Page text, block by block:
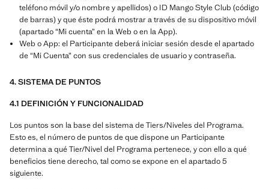
teléfono móvil y/o nombre y apellidos) o ID Mango Style Club (código
de barras) y que éste podrá mostrar a través de su dispositivo móvil
(apartado “Mi cuenta” en la Web o en la App).
Web o App: el Participante deberá iniciar sesión desde el apartado
de “Mi Cuenta” con sus credenciales de usuario y contraseña.
4. SISTEMA DE PUNTOS
4.1 DEFINICIÓN Y FUNCIONALIDAD
Los puntos son la base del sistema de Tiers/Niveles del Programa.
Esto es, el número de puntos de que dispone un Participante
determina a qué Tier/Nivel del Programa pertenece, y con ello a qué
beneficios tiene derecho, tal como se expone en el apartado 5
siguiente.